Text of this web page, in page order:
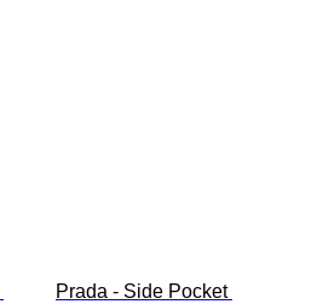
Prada - Side Pocket